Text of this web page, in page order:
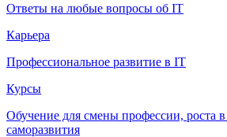
Ответы на любые вопросы об IT
Карьера
Профессиональное развитие в IT
Курсы
Обучение для смены профессии, роста в
саморазвития